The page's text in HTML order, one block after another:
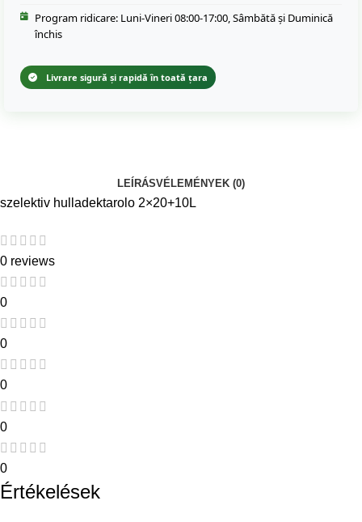
Program ridicare: Luni-Vineri 08:00-17:00, Sâmbătă și Duminică
închis
Livrare sigură și rapidă în toată țara
LEÍRÁSVÉLEMÉNYEK (0)
szelektiv hulladektarolo 2×20+10L
0 reviews
0
0
0
0
0
Értékelések